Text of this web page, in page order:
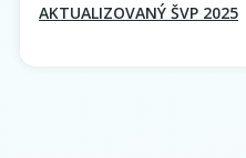
AKTUALIZOVANÝ ŠVP 2025